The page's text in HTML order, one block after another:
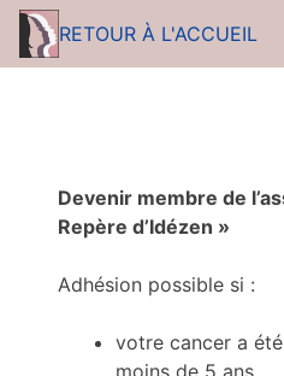
RETOUR À L'ACCUEIL
Devenir membre de
Repère d’Idézen »
Adhésion possible si :
votre cancer a
moins de 5 ans